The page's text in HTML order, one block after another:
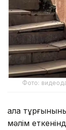
Фото:
Қала
мәлім